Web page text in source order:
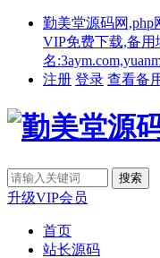
勤美堂源码网
VIP免费下载,备用
名
注册 登录 查看备
升级VIP会员
首页
站长源码